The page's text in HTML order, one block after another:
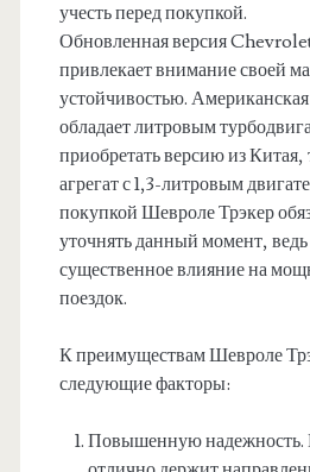
учесть перед покупкой.
Обновленная версия
привлекает внимание своей
устойчивостью.
обладает литровым
приобретать версию из
агрегат с 1,3-литровым
покупкой Шевроле Трэкер
уточнять данный момент,
существенное влияние на
поездок.
К преимуществам Шевроле
следующие факторы:
Повышенную